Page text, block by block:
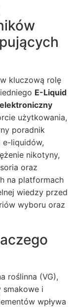
kluczową rolę
E-Liquid
użytkowania,
poradnik
e-liquidów,
nikotyny,
oraz
na platformach
wiedzy przed
wyboru oraz
roślinna (VG),
smakowe i
wpływa